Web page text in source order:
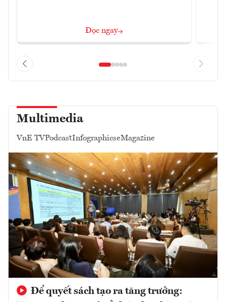
Đọc ngay
Multimedia
VnE TVPodcastInfographicseMagazine
Để quyết sách tạo ra tăng trưởng: